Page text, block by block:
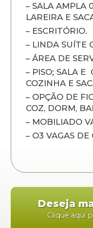
– SALA AMPLA
LAREIRA E
– ESCRITÓRIO.
– LINDA SUÍTE
– ÁREA DE
– PISO; SALA E
COZINHA E
– OPÇÃO DE
COZ, DORM,
– MOBILIADO
– O3 VAGAS DE
Deseja
Clique aqui